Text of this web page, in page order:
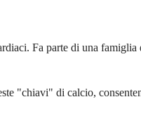
Fa parte di una
"chiavi" di calcio,